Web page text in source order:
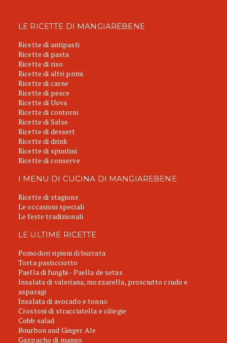
LE RICETTE DI MANGIAREBENE
Ricette di antipasti
Ricette di pasta
Ricette di riso
Ricette di altri primi
Ricette di carne
Ricette di pesce
Ricette di Uova
Ricette di contorni
Ricette di Salse
Ricette di dessert
Ricette di drink
Ricette di spuntini
Ricette di conserve
I MENU DI CUCINA DI MANGIAREBENE
Ricette di stagione
Le occasioni speciali
Le feste tradizionali
LE ULTIME RICETTE
Pomodori ripieni di burrata
Torta pasticciotto
Paella di funghi - Paella de setas
Insalata di valeriana, mozzarella, prosciutto crudo e
asparagi
Insalata di avocado e tonno
Crostoni di stracciatella e ciliegie
Cobb salad
Bourbon and Ginger Ale
Gazpacho di mango